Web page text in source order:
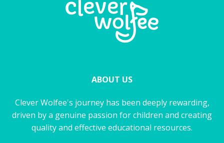
ABOUT US
Clever Wolfee's journey has been deeply rewarding,
driven by a genuine passion for children and creating
quality and effective educational resources.